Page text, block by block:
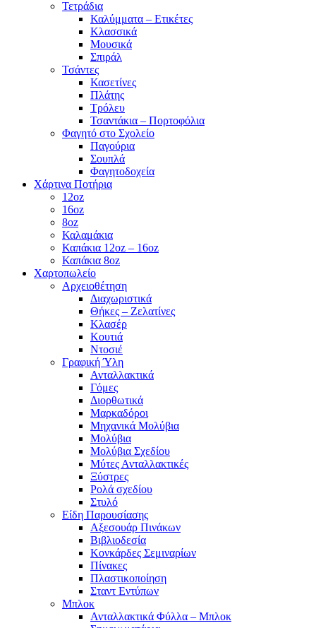
Τετράδια
Καλύμματα – Ετικέτες
Κλασσικά
Μουσικά
Σπιράλ
Τσάντες
Κασετίνες
Πλάτης
Τρόλευ
Τσαντάκια – Πορτοφόλια
Φαγητό στο Σχολείο
Παγούρια
Σουπλά
Φαγητοδοχεία
Χάρτινα Ποτήρια
12oz
16oz
8oz
Καλαμάκια
Καπάκια 12oz – 16oz
Καπάκια 8oz
Χαρτοπωλείο
Αρχειοθέτηση
Διαχωριστικά
Θήκες – Ζελατίνες
Κλασέρ
Κουτιά
Ντοσιέ
Γραφική Ύλη
Ανταλλακτικά
Γόμες
Διορθωτικά
Μαρκαδόροι
Μηχανικά Μολύβια
Μολύβια
Μολύβια Σχεδίου
Μύτες Ανταλλακτικές
Ξύστρες
Ρολά σχεδίου
Στυλό
Είδη Παρουσίασης
Αξεσουάρ Πινάκων
Βιβλιοδεσία
Κονκάρδες Σεμιναρίων
Πίνακες
Πλαστικοποίηση
Σταντ Εντύπων
Μπλοκ
Ανταλλακτικά Φύλλα – Μπλοκ